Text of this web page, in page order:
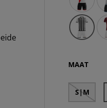
Zeus
MAAT
S|M